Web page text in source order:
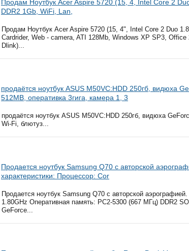
Продам Ноутбук Acer Aspire 5720 (15, 4, Intel Core 2
DDR2 1Gb, WiFi, Lan,
Продам Ноутбук Acer Aspire 5720 (15, 4", Intel Core 2 Duo
Cardrider, Web - camera, ATI 128Mb, Windows XP SP3,
Dlink)...
продаётся ноутбук ASUS M50VC:HDD 250гб, видюха
512MB, оперативка 3гига, камера 1, 3
продаётся ноутбук ASUS M50VC:HDD 250гб, видюха
Wi-Fi, блютуз...
Продается ноутбук Samsung Q70 c авторской
характеристики: Процессор: Cor
Продается ноутбук Samsung Q70 c авторской
1.80GHz Оперативная память: PC2-5300 (667 МГц) DDR2
GeForce...